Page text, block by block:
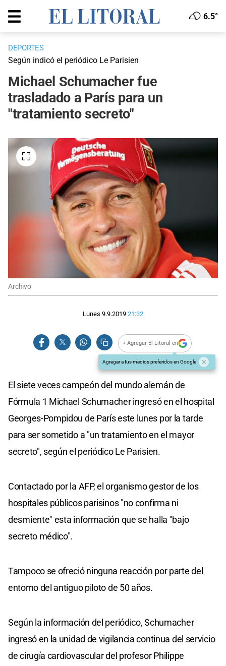
6.5°
DEPORTES
Según indicó el periódico Le Parisien
Michael Schumacher fue
trasladado a París para un
"tratamiento secreto"
Archivo
Lunes 9.9.2019 21:32
+ Agregar El Litoral en
Agregar a tus medios preferidos en Google
El siete veces campeón del mundo alemán de
Fórmula 1 Michael Schumacher ingresó en el hospital
Georges-Pompidou de París este lunes por la tarde
para ser sometido a "un tratamiento en el mayor
secreto", según el periódico Le Parisien.
Contactado por la AFP, el organismo gestor de los
hospitales públicos parisinos "no confirma ni
desmiente" esta información que se halla "bajo
secreto médico".
Tampoco se ofreció ninguna reacción por parte del
entorno del antiguo piloto de 50 años.
Según la información del periódico, Schumacher
ingresó en la unidad de vigilancia continua del servicio
de cirugía cardiovascular del profesor Philippe